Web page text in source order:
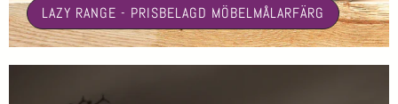
LAZY RANGE - PRISBELAGD MÖBELMÅLARFÄRG